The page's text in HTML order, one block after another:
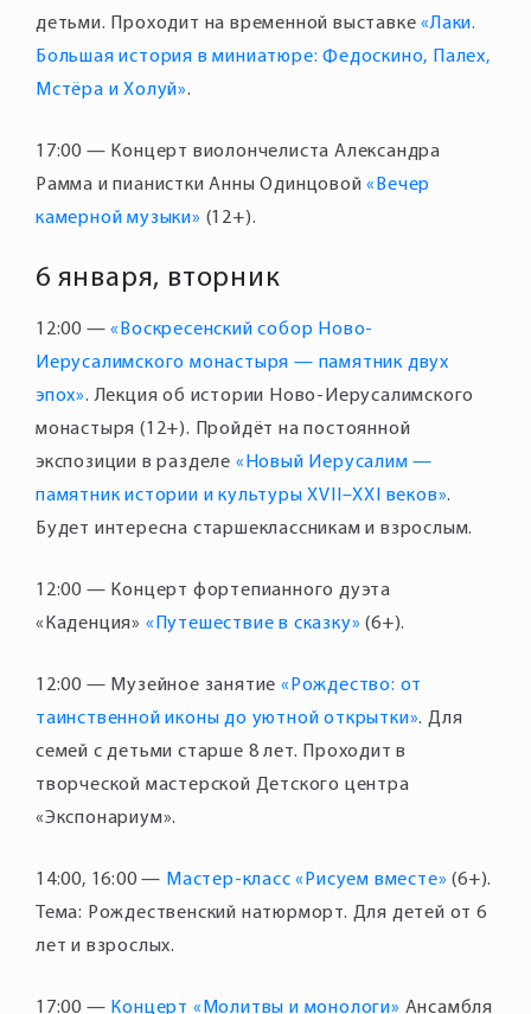
детьми. Проходит на временной выставке«Лаки.
Большая история в миниатюре: Федоскино, Палех,
Мстёра и Холуй»
17:00 — Концерт виолончелиста Александра
Рамма и пианистки Анны Одинцовой«Вечер
камерной музыки»
6 января, вторник
12:00 —«Воскресенский собор Ново-
Иерусалимского монастыря — памятник двух
эпох». Лекция об истории Ново-Иерусалимского
монастыря (12+). Пройдёт на постоянной
экспозиции в разделе «Новый Иерусалим —
памятник истории и культуры XVII–XXI веков».
12:00 — Концерт фортепианного дуэта
«Каденция» «Путешествие в сказку»
12:00 — Музейное занятие«Рождество: от
таинственной иконы до уютной открытки». Для
семей с детьми старше 8 лет. Проходит в
творческой мастерской Детского центра
14:00, 16:00 — Мастер-класс «Рисуем вместе» (6+).
Тема: Рождественский натюрморт. Для детей от 6
лет и взрослых.
17:00 — Концерт «Молитвы и монологи» Ансамбля